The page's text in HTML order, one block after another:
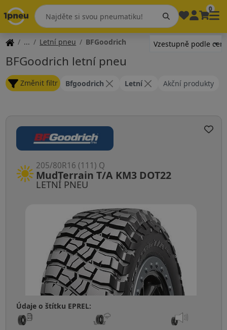
0
Letní pneu BFGoodrich
BFGoodrich letní pneu
Změnit filtr Bfgoodrich Letní Akční produkty
LETNÍ PNEU
MudTerrain T/A KM3 DOT22
205/80R16 (111) Q
Údaje o štítku EPREL: